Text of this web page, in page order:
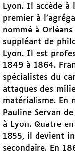
Lyon. Il accède à
premier à
nommé à
suppléant de
Lyon. Il est
1849 à 1864.
spécialistes du
attaques des
matérialisme. En
Pauline Servan
à Lyon. Quatre
1855, il devient
secondaire. En